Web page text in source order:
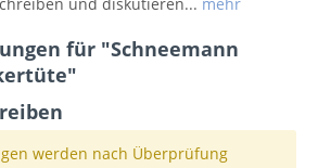
für "Schneemann
werden nach Überprüfung